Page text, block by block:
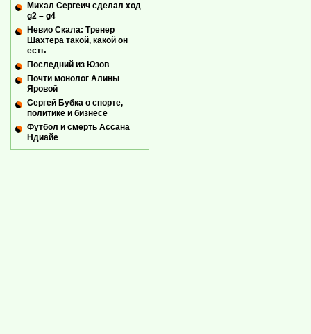
Михал Сергеич сделал ход
g2 – g4
Невио Скала: Тренер
Шахтёра такой, какой он
есть
Последний из Юзов
Почти монолог Алины
Яровой
Сергей Бубка о спорте,
политике и бизнесе
Футбол и смерть Ассана
Ндиайе